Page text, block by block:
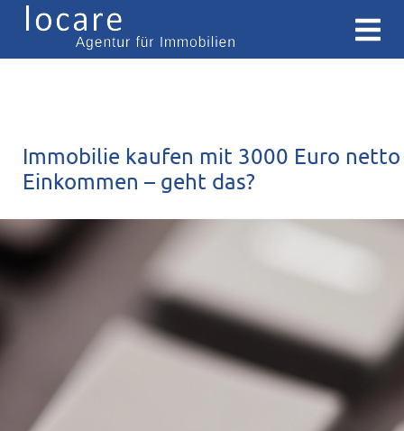
Immobilie kaufen mit 3000 Euro netto
Einkommen – geht das?